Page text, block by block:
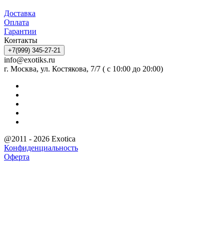
Доставка
Оплата
Гарантии
Контакты
+7(999) 345-27-21
info@exotiks.ru
г. Москва, ул. Костякова, 7/7 ( с 10:00 до 20:00)
@2011 - 2026 Exotica
Конфиденциальность
Оферта